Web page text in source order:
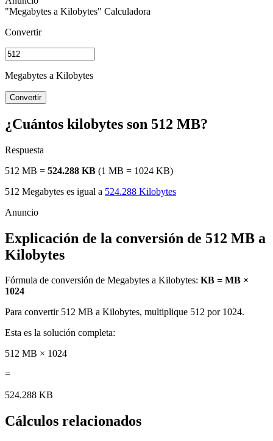
"Megabytes a Kilobytes" Calculadora
Convertir
Megabytes a Kilobytes
Convertir
¿Cuántos kilobytes son 512 MB?
Respuesta
512 MB = 524.288 KB (1 MB = 1024 KB)
512 Megabytes es igual a 524.288 Kilobytes
Explicación de la conversión de 512 MB a
Kilobytes
Fórmula de conversión de Megabytes a Kilobytes: KB = MB ×
1024
Para convertir 512 MB a Kilobytes, multiplique 512 por 1024.
Esta es la solución completa:
512 MB × 1024
=
524.288 KB
Cálculos relacionados